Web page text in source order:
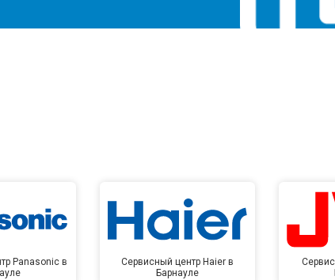
Panasonic в
Сервисный центр Haier в
Барнауле